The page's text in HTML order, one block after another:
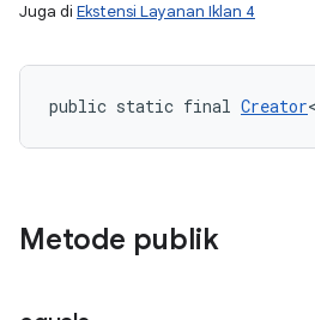
Juga di Ekstensi Layanan Iklan 4
public static final Creator<
Metode publik